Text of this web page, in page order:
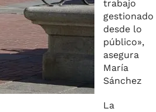
trabajo
gestionado
desde lo
público»,
asegura
María
Sánchez
La